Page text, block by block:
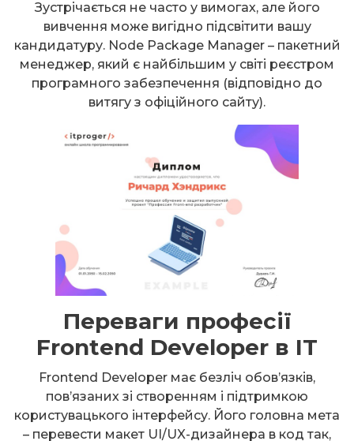
Зустрічається не часто у вимогах, але його
вивчення може вигідно підсвітити вашу
кандидатуру. Node Package Manager – пакетний
менеджер, який є найбільшим у світі реєстром
програмного забезпечення (відповідно до
витягу з офіційного сайту).
Переваги професії
Frontend Developer в IT
Frontend Developer має безліч обов’язків,
пов’язаних зі створенням і підтримкою
користувацького інтерфейсу. Його головна мета
– перевести макет UI/UX-дизайнера в код так,